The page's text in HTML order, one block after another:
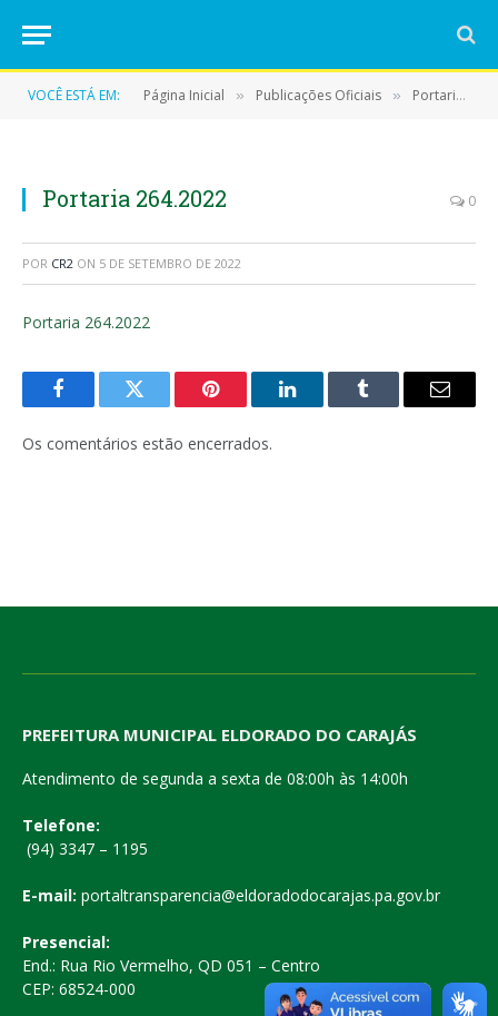
VOCÊ ESTÁ EM: Página Inicial » Publicações Oficiais » Portarias
Portaria 264.2022 0
POR CR2 ON 5 DE SETEMBRO DE 2022
Portaria 264.2022
FacebookTwitter Pinterest LinkedInTumblr
E-
Os comentários estão encerrados.
PREFEITURA MUNICIPAL ELDORADO DO CARAJÁS
Atendimento de segunda a sexta de 08:00h às 14:00h
Telefone:
(94) 3347 – 1195
E-mail: portaltransparencia@eldoradodocarajas.pa.gov.br
Presencial:
End.: Rua Rio Vermelho, QD 051 – Centro
CEP: 68524-000